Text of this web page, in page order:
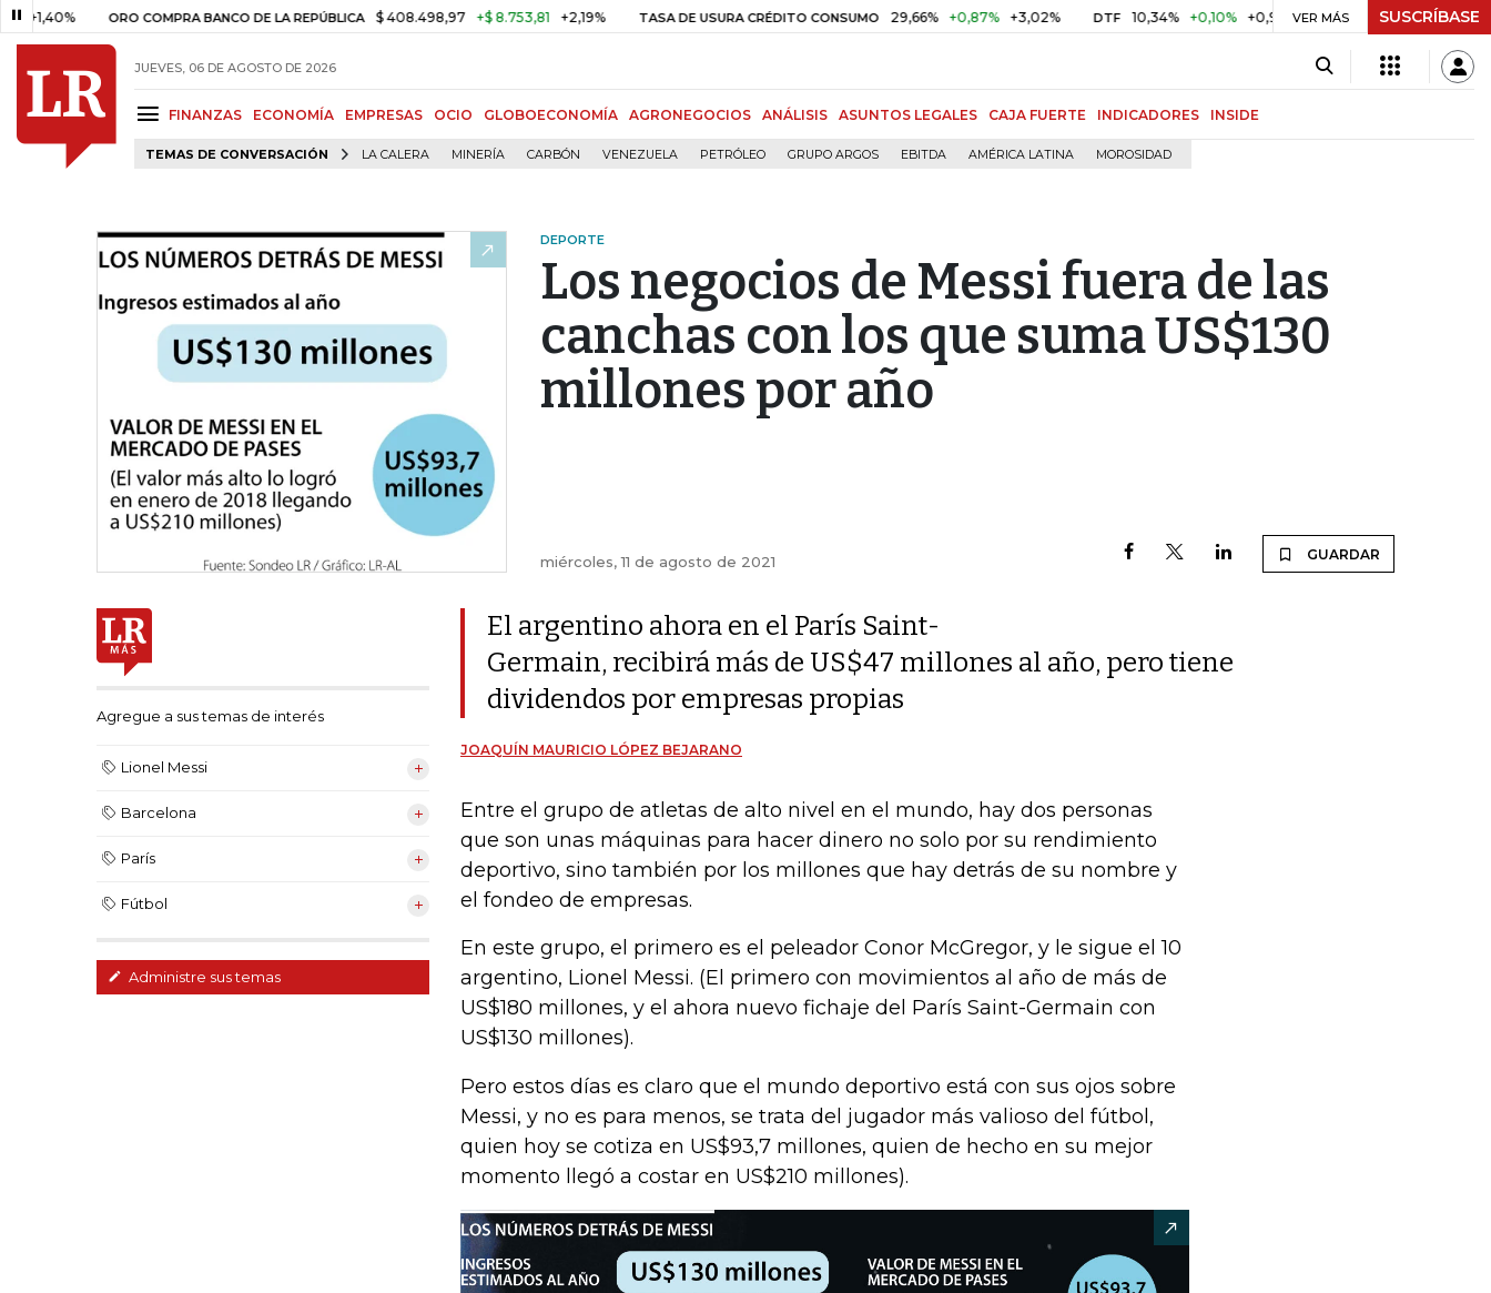
ORO COMPRA BANCO DE LA REPÚBLICA $ 408.498,97 +$ 8.753,81 +2,19% TASA DE USURA CRÉDITO CONSUMO 29,66% +0,87% +3,02% DTF 10,34% +0,10% +0,98% UVR $ 416,86 +$ 0,05 +0,01%
VER MÁS SUSCRÍBASE
JUEVES, 06 DE AGOSTO DE 2026
FINANZAS ECONOMÍA EMPRESAS OCIO GLOBOECONOMÍA AGRONEGOCIOS ANÁLISIS ASUNTOS LEGALES CAJA FUERTE INDICADORES INSIDE
TEMAS DE CONVERSACIÓN LA CALERA MINERÍA CARBÓN VENEZUELA PETRÓLEO GRUPO ARGOS EBITDA AMÉRICA LATINA MOROSIDAD
DEPORTE
Los negocios de Messi fuera de las
canchas con los que suma US$130
millones por año
miércoles, 11 de agosto de 2021 GUARDAR
Agregue a sus temas de interés
Lionel Messi
Barcelona
París
Fútbol
Administre sus temas
El argentino ahora en el París Saint-
Germain, recibirá más de US$47 millones al año, pero tiene
dividendos por empresas propias
JOAQUÍN MAURICIO LÓPEZ BEJARANO
Entre el grupo de atletas de alto nivel en el mundo, hay dos personas
que son unas máquinas para hacer dinero no solo por su rendimiento
deportivo, sino también por los millones que hay detrás de su nombre y
el fondeo de empresas.
En este grupo, el primero es el peleador Conor McGregor, y le sigue el 10
argentino, Lionel Messi. (El primero con movimientos al año de más de
US$180 millones, y el ahora nuevo fichaje del París Saint-Germain con
US$130 millones).
Pero estos días es claro que el mundo deportivo está con sus ojos sobre
Messi, y no es para menos, se trata del jugador más valioso del fútbol,
quien hoy se cotiza en US$93,7 millones, quien de hecho en su mejor
momento llegó a costar en US$210 millones).